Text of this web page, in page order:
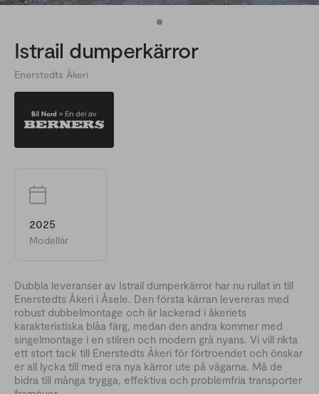
Istrail dumperkärror
Enerstedts Åkeri
2025
Modellår
Dubbla leveranser av Istrail dumperkärror har nu rullat in till
Enerstedts Åkeri i Åsele. Den första kärran levereras med
robust dubbelmontage och är lackerad i åkeriets
karakteristiska blåa färg, medan den andra kommer med
singelmontage i en stilren och modern grå nyans. Vi vill rikta
ett stort tack till Enerstedts Åkeri för förtroendet och önskar
er all lycka till med era nya kärror ute på vägarna. Må de
bidra till många trygga, effektiva och problemfria transporter